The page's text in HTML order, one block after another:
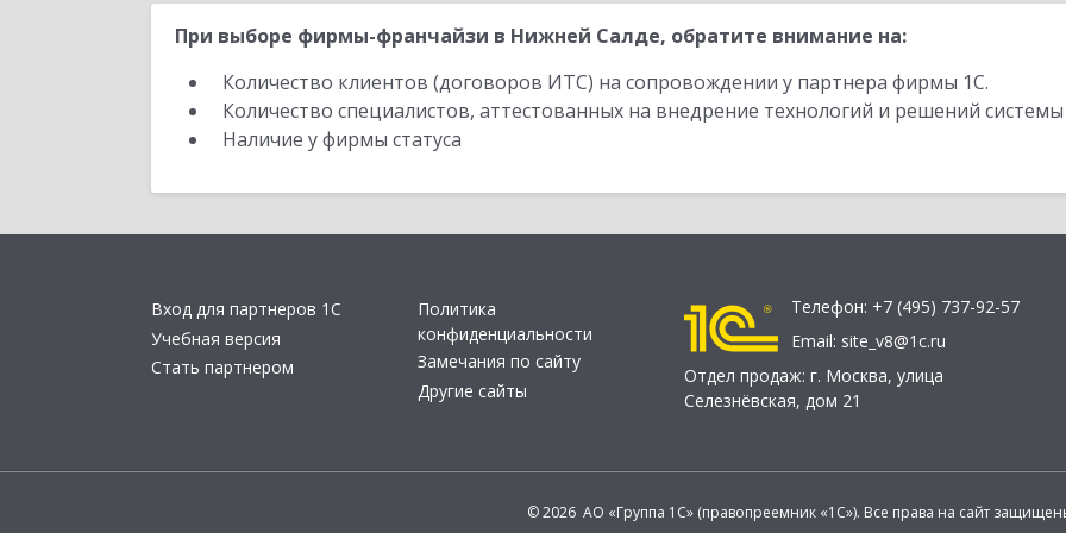
При выборе фирмы-франчайзи в Нижней Салде, обратите внимание на:
Количество клиентов (договоров ИТС) на сопровождении у партнера фирмы 1С.
Количество специалистов, аттестованных на внедрение технологий и решений
Наличие у фирмы статуса
Вход для партнеров 1С
Учебная версия
Стать партнером
Политика
конфиденциальности
Замечания по сайту
Другие сайты
Телефон: +7 (495) 737-92-57
Email: site_v8@1c.ru
Отдел продаж: г. Москва, улица
Селезнёвская, дом 21
© 2026 АО «Группа 1С» (правопреемник «1С»). Все права на сайт